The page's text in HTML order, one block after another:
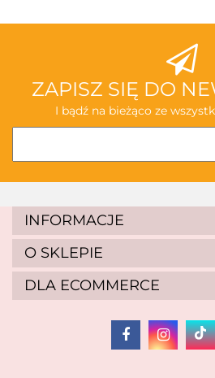
ALBIS
ZAPISZ SIĘ DO
I bądź na bieżąco ze
INFORMACJE
O SKLEPIE
DLA ECOMMERCE